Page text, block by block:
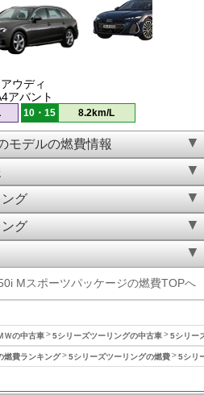
アウディ
アバント
10・15 8.2km/L
モデルの燃費情報
グ
グ
Mスポーツパッケージの燃費TOPへ
Ｗの中古車 5シリーズツーリングの中古車 5シリー
燃費ランキング 5シリーズツーリングの燃費 5シリ